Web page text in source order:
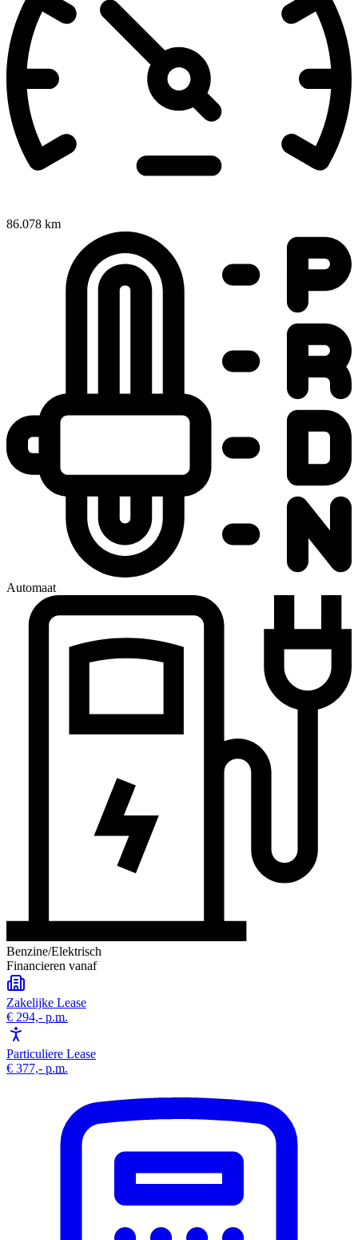
86.078 km
Automaat
Benzine/Elektrisch
Financieren vanaf
Zakelijke Lease
€ 294,- p.m.
Particuliere Lease
€ 377,- p.m.